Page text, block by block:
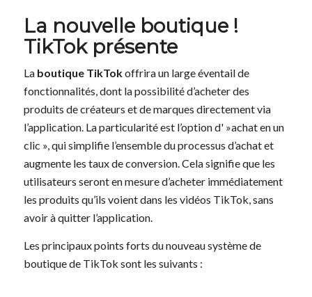
La nouvelle boutique !
TikTok présente
La boutique TikTokoffrira un large éventail de
fonctionnalités, dont la possibilité d’acheter des
produits de créateurs et de marques directement via
l’application. La particularité est l’option d' »achat en un
clic », qui simplifie l’ensemble du processus d’achat et
augmente les taux de conversion. Cela signifie que les
utilisateurs seront en mesure d’acheter immédiatement
les produits qu’ils voient dans les vidéos TikTok, sans
avoir à quitter l’application.
Les principaux points forts du nouveau système de
boutique de TikTok sont les suivants :